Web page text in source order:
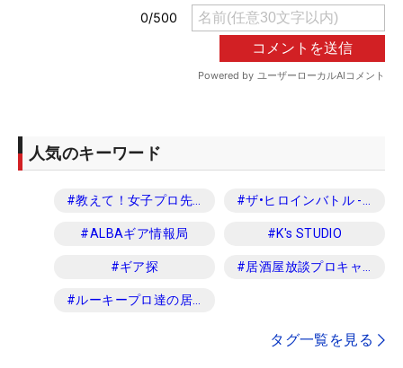
人気のキーワード
#教えて！女子プロ先生 #ザ•ヒロインバトル -NEXT BACK 9-
#ALBAギア情報局 #K's STUDIO
#ギア探 #居酒屋放談プロキャディ編
#ルーキープロ達の居酒屋放談
タグ一覧を見る